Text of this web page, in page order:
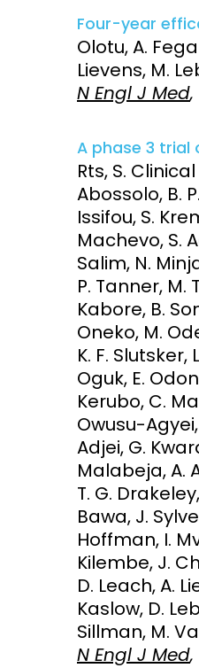
Research
Four-year
Olotu, A.
Lievens, M.
N Engl J Med,
A phase 3 trial
Rts, S.
Abossolo, B.
Issifou, S.
Machevo, S.
Salim, N.
P. Tanner, M.
Kabore, B.
Oneko, M.
K. F. Slutsker,
Oguk, E.
Kerubo, C.
Owusu-
Adjei, G.
Malabeja, A.
T. G.
Bawa, J.
Hoffman, I.
Kilembe, J.
D. Leach, A.
Kaslow, D.
Sillman, M.
N Engl J Med